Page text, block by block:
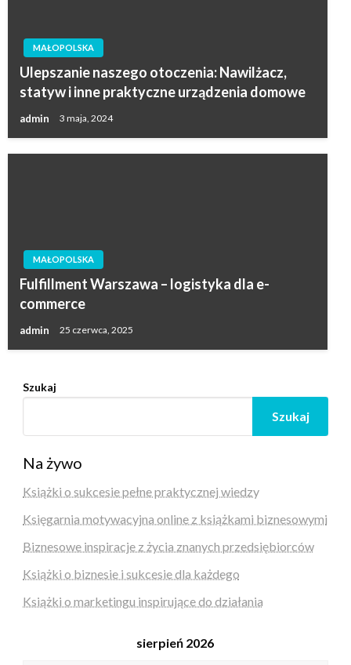
MAŁOPOLSKA
Ulepszanie naszego otoczenia: Nawilżacz,
statyw i inne praktyczne urządzenia domowe
admin 3 maja, 2024
MAŁOPOLSKA
Fulfillment Warszawa – logistyka dla e-
commerce
admin 25 czerwca, 2025
Szukaj
Szukaj
Na żywo
Książki o sukcesie pełne praktycznej wiedzy
Księgarnia motywacyjna online z książkami biznesowymi
Biznesowe inspiracje z życia znanych przedsiębiorców
Książki o biznesie i sukcesie dla każdego
Książki o marketingu inspirujące do działania
sierpień 2026